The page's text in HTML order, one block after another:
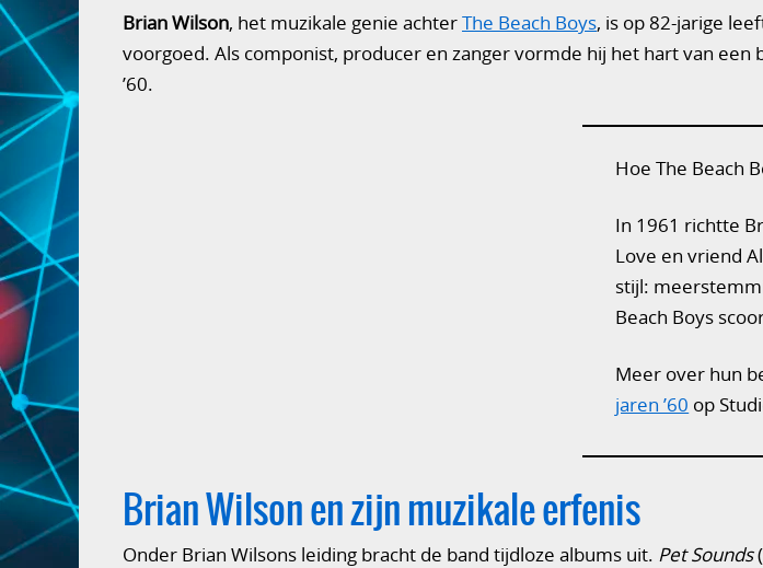
Brian Wilson, het muzikale genie achterThe Beach Boys, is op 82-jarige
voorgoed. Als componist, producer en zanger vormde hij het hart van
’60.
Hoe The Beach
In 1961 richtte
Love en vriend
stijl:
Beach Boys
Meer over hun
jaren ’60 op
Brian Wilson en zijn muzikale erfenis
Onder Brian Wilsons leiding bracht de band tijdloze albums uit. Pet Sounds